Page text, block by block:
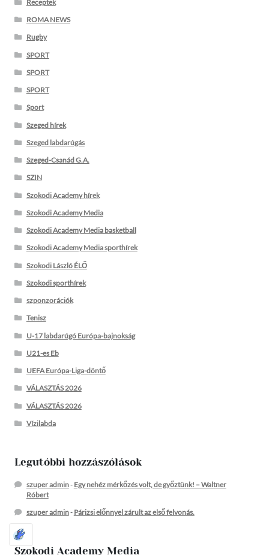
Receptek
ROMA NEWS
Rugby
SPORT
SPORT
SPORT
Sport
Szeged hírek
Szeged labdarúgás
Szeged-Csanád G.A.
SZIN
Szokodi Academy hírek
Szokodi Academy Media
Szokodi Academy Media basketball
Szokodi Academy Media sporthírek
Szokodi László ÉLŐ
Szokodi sporthírek
szponzorációk
Tenisz
U-17 labdarúgó Európa-bajnokság
U21-es Eb
UEFA Európa-Liga-döntő
VÁLASZTÁS 2026
VÁLASZTÁS 2026
Vízilabda
Legutóbbi hozzászólások
szuper admin- Egy nehéz mérkőzés volt, de győztünk! – Waltner
Róbert
szuper admin- Párizsi előnnyel zárult az első felvonás.
Szokodi Academy Media